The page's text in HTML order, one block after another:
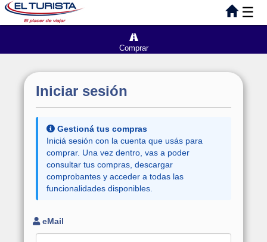
☰
Comprar
Iniciar sesión
Gestioná tus compras
Iniciá sesión con la cuenta que usás para
comprar. Una vez dentro, vas a poder
consultar tus compras, descargar
comprobantes y acceder a todas las
funcionalidades disponibles.
eMail